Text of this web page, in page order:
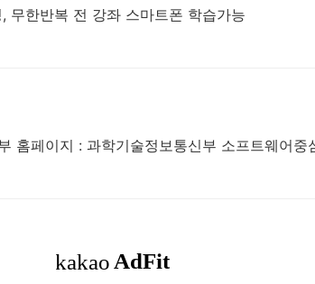
무한반복 전 강좌 스마트폰 학습가능
홈페이지 : 과학기술정보통신부 소프트웨어중